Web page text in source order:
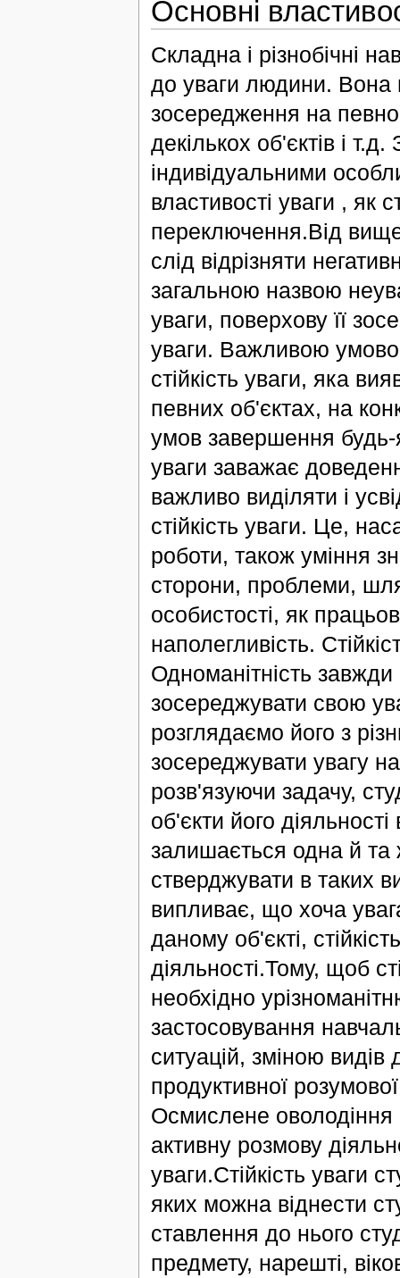
Основні
Складна і різнобічні
до уваги людини. Вона
зосередження на
декількох об'єктів і
індивідуальними
властивості уваги , як
переключення.Від
слід відрізняти
загальною назвою
уваги, поверхову її
уваги. Важливою
стійкість уваги, яка
певних об'єктах, на
умов завершення будь-
уваги заважає
важливо виділяти і
стійкість уваги. Це,
роботи, також уміння
сторони, проблеми,
особистості, як
наполегливість.
Одноманітність
зосереджувати свою
розглядаємо його з
зосереджувати увагу
розв'язуючи задачу,
об'єкти його
залишається одна й та
стверджувати в таких
випливає, що хоча
даному об'єкті,
діяльності.Тому, щоб
необхідно
застосовування
ситуацій, зміною видів
продуктивної
Осмислене
активну розмову
уваги.Стійкість
яких можна віднести
ставлення до нього
предмету, нарешті,